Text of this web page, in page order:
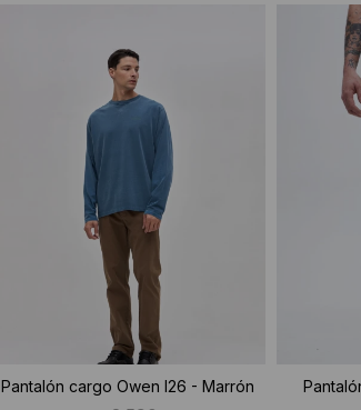
Pantalón cargo Owen I26 - Marrón